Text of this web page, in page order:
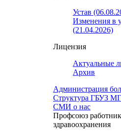
Устав
Изменения в
(21.04.2026)
Лицензия
Актуальные
Архив
Администрация
Структура ГБУЗ
СМИ о нас
Профсоюз
здравоохранения